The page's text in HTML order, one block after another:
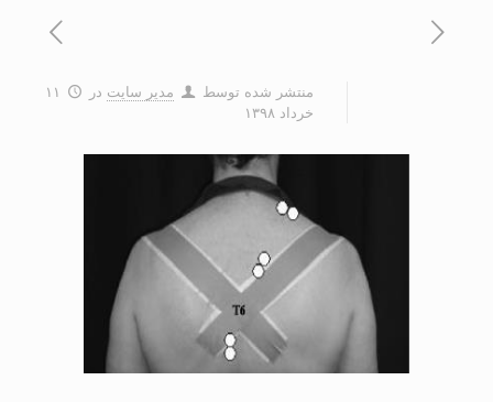
منتشر شده توسط مدیر سایت در
۱۱
خرداد ۱۳۹۸